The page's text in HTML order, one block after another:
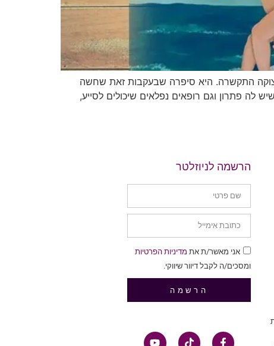
התקשרה. היא סיפרה שבעקבות זאת שחשה
לה פתרון וגם רופאים נפלאים שיכולים לסייע,
הרשמה לניוזלטר
אני מאשר/ת את מדיניות הפרטיות
ומסכים/ה לקבל דיוור שיווקי.
הרשמה